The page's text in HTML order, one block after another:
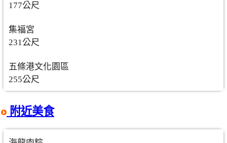
177公尺
集福宮
231公尺
五條港文化園區
255公尺
附近美食